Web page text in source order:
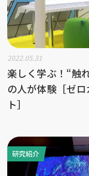
楽しく学ぶ！“触
の人が体験［ゼ
ト］
2022.05.31
研究紹介